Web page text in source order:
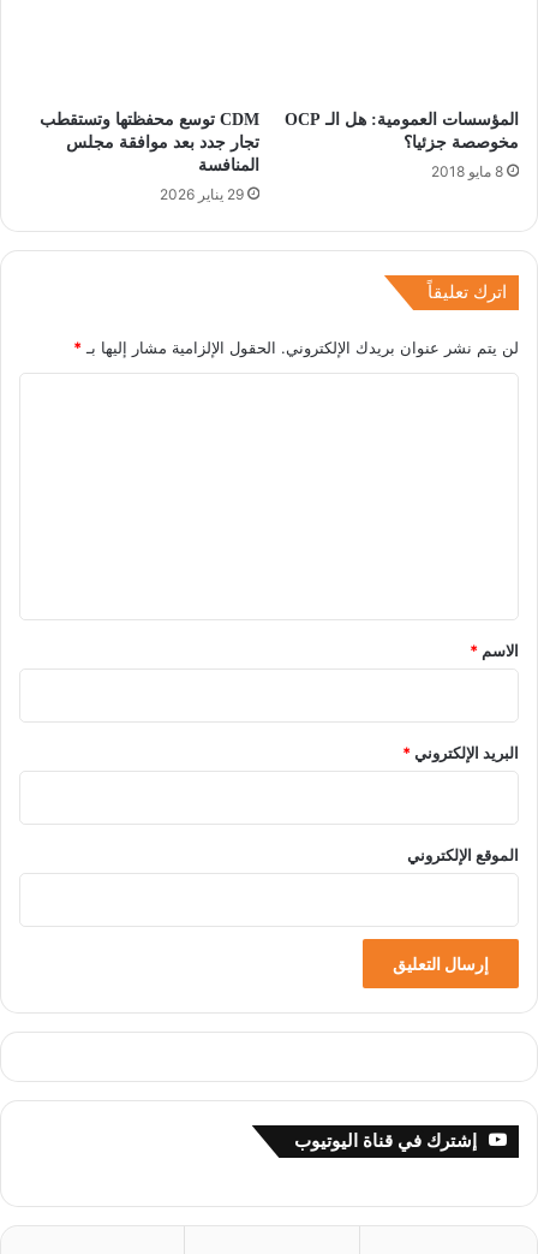
المؤسسات العمومية: هل الـ OCP
مخوصصة جزئيا؟
8 مايو 2018
CDM توسع محفظتها وتستقطب
تجار جدد بعد موافقة مجلس
المنافسة
29 يناير 2026
اترك تعليقاً
لن يتم نشر عنوان بريدك الإلكتروني. الحقول الإلزامية مشار إليها بـ*
*
الاسم *
البريد الإلكتروني*
الموقع الإلكتروني
إشترك في قناة اليوتيوب